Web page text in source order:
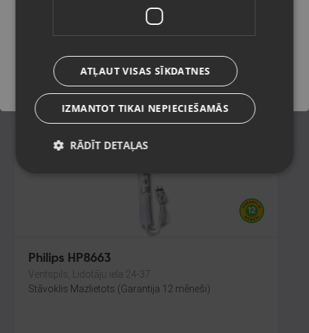
Stāvoklis Jauns (Garantija 24 mēneši)
21.00€
Philips HP8663
Ventspils, Lidotāju iela 24-37
Stāvoklis Mazlietots (Garantija 12 mēneši)
Saglabāt
ATĻAUT VISAS SĪKDATNES
IZMANTOT TIKAI NEPIECIEŠAMĀS
RĀDĪT DETAĻAS